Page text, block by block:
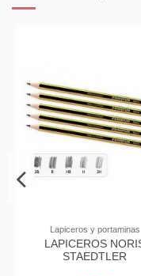
Lapiceros y portaminas
LAPICEROS NORIS
STAEDTLER